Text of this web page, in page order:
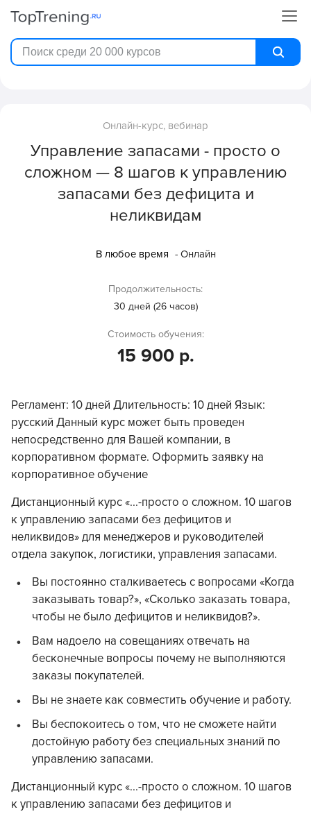
Онлайн-курс, вебинар
Управление запасами - просто о
сложном — 8 шагов к управлению
запасами без дефицита и
неликвидам
В любое время - Онлайн
Продолжительность:
30 дней (26 часов)
Стоимость обучения:
15 900 р.
Регламент: 10 дней Длительность: 10 дней Язык:
русский Данный курс может быть проведен
непосредственно для Вашей компании, в
корпоративном формате. Оформить заявку на
корпоративное обучение
Дистанционный курс «...-просто о сложном. 10 шагов
к управлению запасами без дефицитов и
неликвидов» для менеджеров и руководителей
отдела закупок, логистики, управления запасами.
Вы постоянно сталкиваетесь с вопросами «Когда
заказывать товар?», «Сколько заказать товара,
чтобы не было дефицитов и неликвидов?».
Вам надоело на совещаниях отвечать на
бесконечные вопросы почему не выполняются
заказы покупателей.
Вы не знаете как совместить обучение и работу.
Вы беспокоитесь о том, что не сможете найти
достойную работу без специальных знаний по
управлению запасами.
Дистанционный курс «...-просто о сложном. 10 шагов
к управлению запасами без дефицитов и